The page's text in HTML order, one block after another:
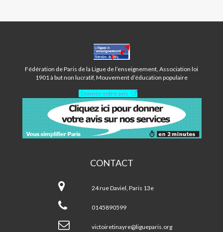
CENTRE
VICTOIRE
TINAYRE
-
13ÈME
Fédération de Paris de la Ligue de l’enseignement, Association loi
1901 à but non lucratif, Mouvement d’éducation populaire
Donnez votre avis
CONTACT
Victoire
Tinayre
Paris
24 rue Daviel, Paris 13e
0145890599
victoiretinayre@ligueparis.org